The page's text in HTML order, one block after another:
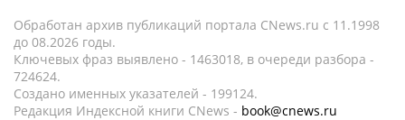
Обработан архив публикаций портала CNews.ru c 11.1998
до 08.2026 годы.
Ключевых фраз выявлено - 1463018, в очереди разбора -
724624.
Создано именных указателей - 199124.
Редакция Индексной книги CNews - book@cnews.ru